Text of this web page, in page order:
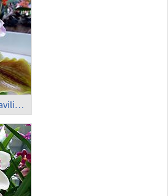
Keukenhof - Beatrix Pavilion; Orchids (1)